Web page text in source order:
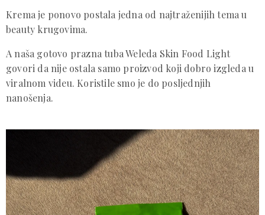
Krema je ponovo postala jedna od najtraženijih tema u
beauty krugovima.
A naša gotovo prazna tuba Weleda Skin Food Light
govori da nije ostala samo proizvod koji dobro izgleda u
viralnom videu. Koristile smo je do posljednjih
nanošenja.